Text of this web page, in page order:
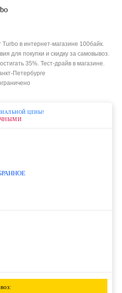
в интернет-магазине 100байк.
для покупки и скидку за самовывоз.
35%. Тест-драйв в магазине.
Петербурге
ЦЕНЫ!